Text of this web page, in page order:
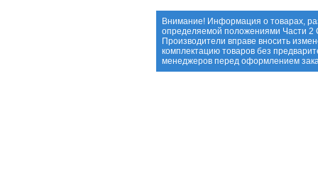
Внимание! Информация о товарах,
определяемой положениями Части 2
Производители вправе вносить
комплектацию товаров без
менеджеров перед оформлением